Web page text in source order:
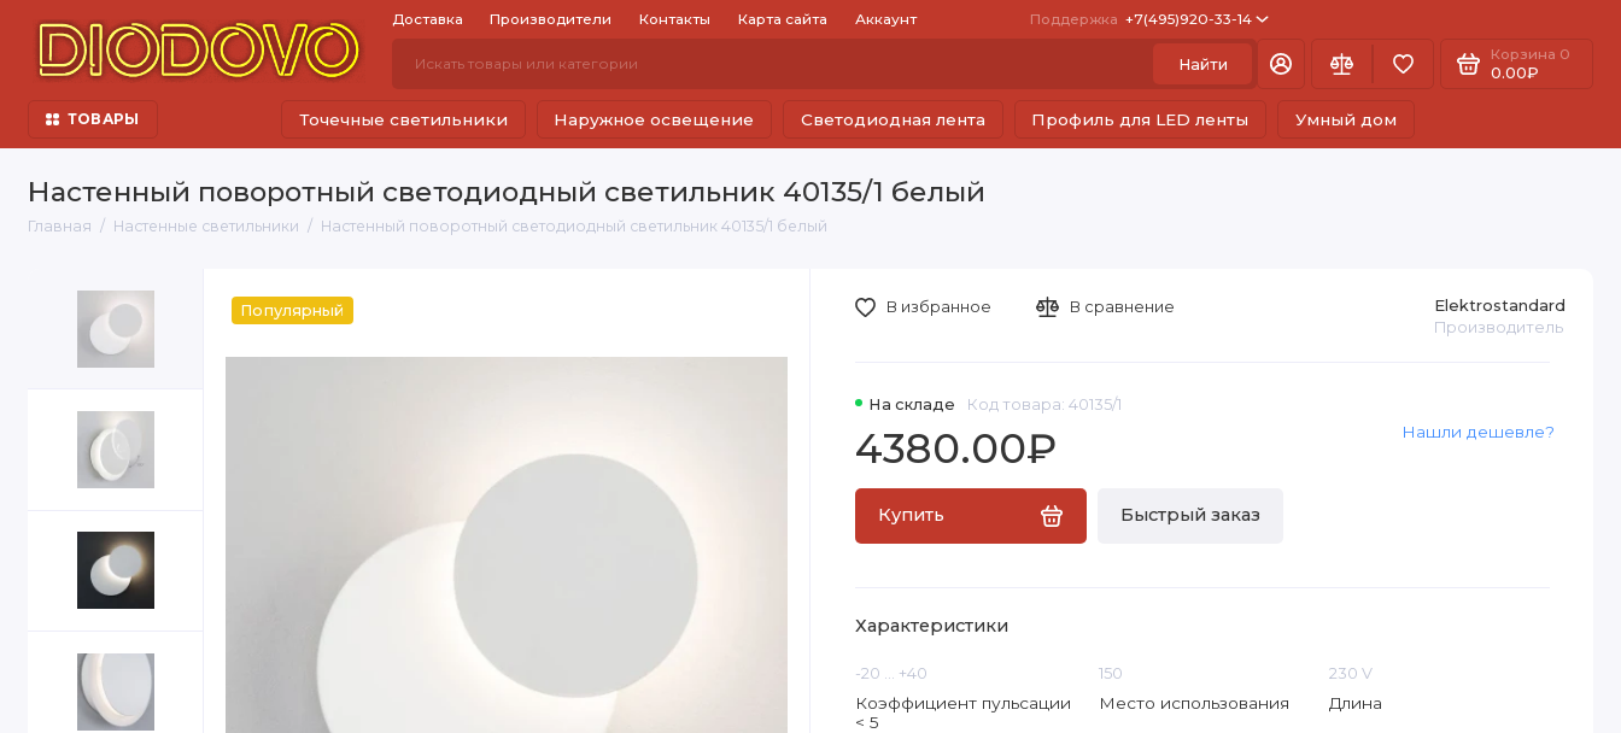
Доставка Производители Контакты Карта сайта Аккаунт Поддержка +7(495)920-33-14
Найти
Корзина 0
0.00₽
ТОВАРЫ Точечные светильники Наружное освещение Светодиодная лента Профиль для LED ленты Умный дом
Настенный поворотный светодиодный светильник 40135/1 белый
Главная Настенные светильники Настенный поворотный светодиодный светильник 40135/1 белый
Популярный
На складе Код товара: 40135/1
Elektrostandard
Производитель
4380.00₽
Купить Быстрый заказ
Нашли дешевле?
В избранное В сравнение
Характеристики
-20 ... +40
Коэффициент пульсации
< 5
150
Место использования
230 V
Длина